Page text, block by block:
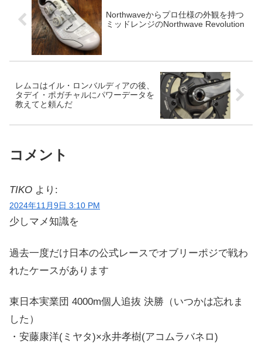
Northwaveからプロ仕様の外観を持つ
ミッドレンジのNorthwave Revolution
レムコはイル・ロンバルディアの後、
タデイ・ポガチャルにパワーデータを
教えてと頼んだ
コメント
TIKO より:
2024年11月9日 3:10 PM
少しマメ知識を
過去一度だけ日本の公式レースでオブリーポジで戦わ
れたケースがあります
東日本実業団 4000m個人追抜 決勝（いつかは忘れま
した）
・安藤康洋(ミヤタ)×永井孝樹(アコムラバネロ)